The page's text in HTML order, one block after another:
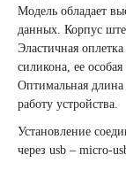
Модель обладает
данных. Корпус
Эластичная
силикона, ее
Оптимальная
работу устройства.
Установление
через usb – micro-